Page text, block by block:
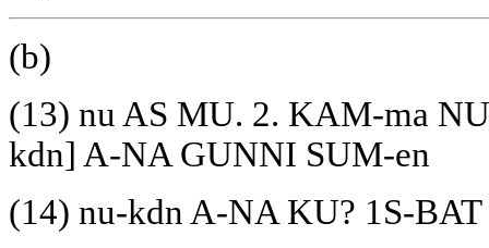
(b)
(13) nu AS MU. 2. KAM-ma
kdn] A-NA GUNNI SUM-en
(14) nu-kdn A-NA KU? 1S-